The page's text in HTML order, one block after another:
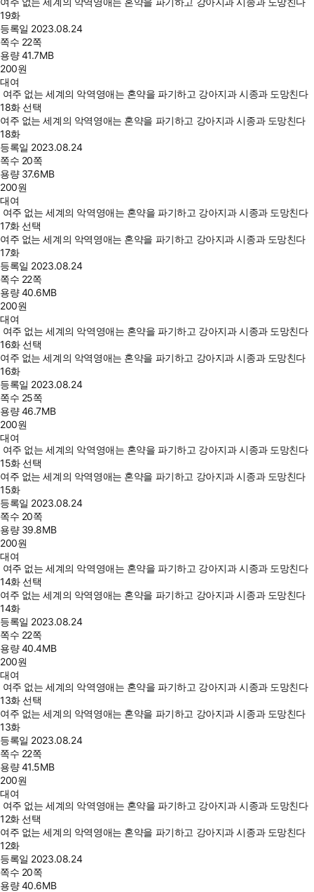
19화
등록일 2023.08.24
쪽수 22쪽
용량41.7MB
200원
대여
여주 없는 세계의 악역영애는 혼약을 파기하고 강아지과 시종과 도망친다
18화 선택
여주 없는 세계의 악역영애는 혼약을 파기하고 강아지과 시종과 도망친다
18화
등록일 2023.08.24
쪽수 20쪽
용량 37.6MB
200원
대여
여주 없는 세계의 악역영애는 혼약을 파기하고 강아지과 시종과 도망친다
17화 선택
여주 없는 세계의 악역영애는 혼약을 파기하고 강아지과 시종과 도망친다
17화
등록일 2023.08.24
쪽수 22쪽
용량40.6MB
200원
대여
여주 없는 세계의 악역영애는 혼약을 파기하고 강아지과 시종과 도망친다
16화 선택
여주 없는 세계의 악역영애는 혼약을 파기하고 강아지과 시종과 도망친다
16화
등록일 2023.08.24
쪽수 25쪽
용량46.7MB
200원
대여
여주 없는 세계의 악역영애는 혼약을 파기하고 강아지과 시종과 도망친다
15화 선택
여주 없는 세계의 악역영애는 혼약을 파기하고 강아지과 시종과 도망친다
15화
등록일 2023.08.24
쪽수 20쪽
용량 39.8MB
200원
대여
여주 없는 세계의 악역영애는 혼약을 파기하고 강아지과 시종과 도망친다
14화 선택
여주 없는 세계의 악역영애는 혼약을 파기하고 강아지과 시종과 도망친다
14화
등록일 2023.08.24
쪽수 22쪽
용량40.4MB
200원
대여
여주 없는 세계의 악역영애는 혼약을 파기하고 강아지과 시종과 도망친다
13화 선택
여주 없는 세계의 악역영애는 혼약을 파기하고 강아지과 시종과 도망친다
13화
등록일 2023.08.24
쪽수 22쪽
용량41.5MB
200원
대여
여주 없는 세계의 악역영애는 혼약을 파기하고 강아지과 시종과 도망친다
12화 선택
여주 없는 세계의 악역영애는 혼약을 파기하고 강아지과 시종과 도망친다
12화
등록일 2023.08.24
쪽수 20쪽
용량40.6MB